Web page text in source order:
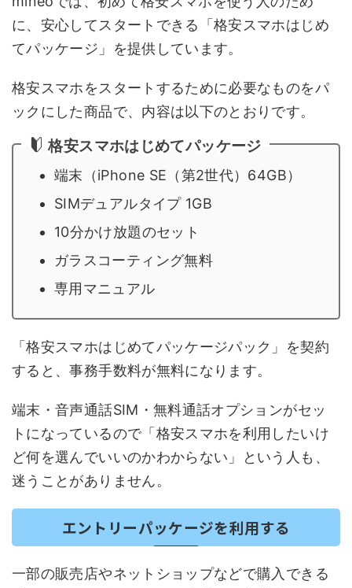
に、安心してスタートできる「格安スマホはじめ
てパッケージ」を提供しています。
格安スマホをスタートするために必要なものをパ
ックにした商品で、内容は以下のとおりです。
格安スマホはじめてパッケージ
端末（iPhone SE（第2世代）64GB）
SIMデュアルタイプ 1GB
10分かけ放題のセット
ガラスコーティング無料
専用マニュアル
「格安スマホはじめてパッケージパック」を契約
すると、事務手数料が無料になります。
端末・音声通話SIM・無料通話オプションがセッ
トになっているので「格安スマホを利用したいけ
ど何を選んでいいのかわからない」という人も、
迷うことがありません。
エントリーパッケージを利用する
一部の販売店やネットショップなどで購入できる